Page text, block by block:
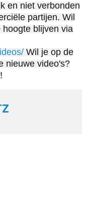
en niet verbonden
partijen. Wil
hoogte blijven via
Wil je op de
nieuwe video's?